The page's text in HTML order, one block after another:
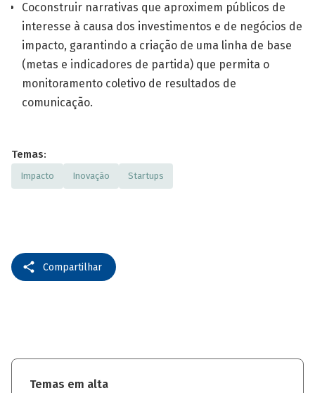
Coconstruir narrativas que aproximem públicos de
interesse à causa dos investimentos e de negócios de
impacto, garantindo a criação de uma linha de base
(metas e indicadores de partida) que permita o
monitoramento coletivo de resultados de
comunicação.
Temas:
Impacto Inovação Startups
Compartilhar
Temas em alta